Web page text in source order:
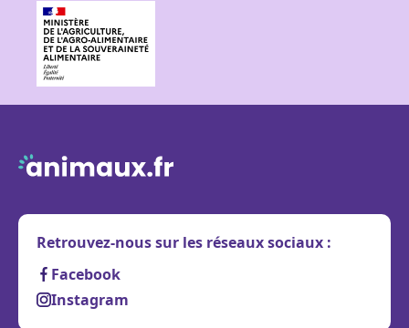
Retrouvez-nous sur les réseaux sociaux :
Facebook
Instagram